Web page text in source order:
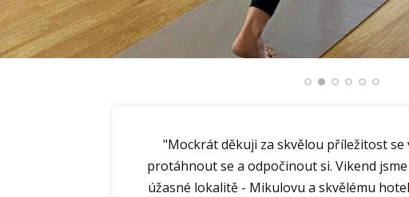
"Mockrát děkuji za skvělou příležitost se
protáhnout se a odpočinout si. Vikend
úžasné lokalitě - Mikulovu a skvělému